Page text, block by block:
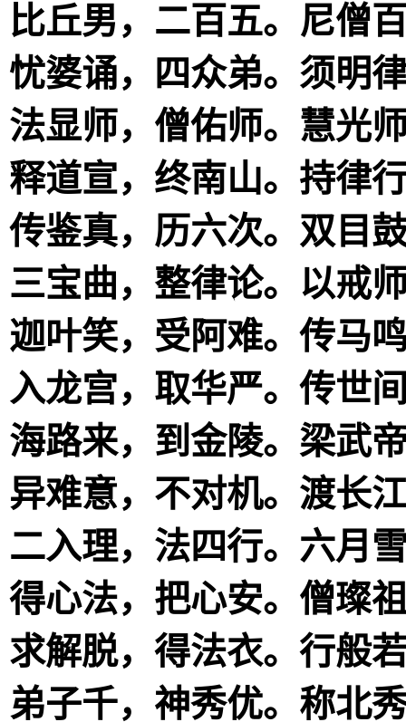
比丘男，二百五。尼僧
忧婆诵，四众弟。须明
法显师，僧佑师。慧光
释道宣，终南山。持律
传鉴真，历六次。双目
三宝曲，整律论。以戒
迦叶笑，受阿难。传马
入龙宫，取华严。传世
海路来，到金陵。梁武
异难意，不对机。渡长
二入理，法四行。六月
得心法，把心安。僧璨
求解脱，得法衣。行般
弟子千，神秀优。称北